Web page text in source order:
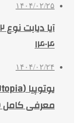
۱۴۰۴/۰۲/۲۵
۱۴۰۴
۱۴۰۴/۰۲/۲۴
معرفی کامل UUSD + آموزش خرید از مهران بیت